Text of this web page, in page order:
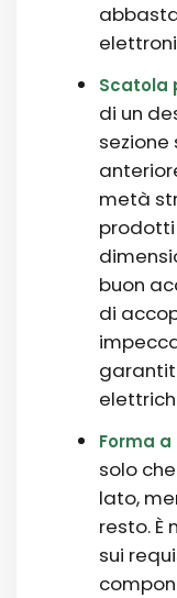
Scatola
di un
sezione
metà
buon
di
Forma a
solo
lato,
resto. È
sui